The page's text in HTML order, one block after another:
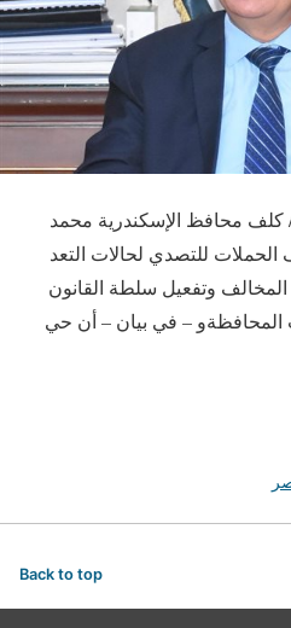
يناير/ أ ش أ/ كلف محافظ الإسكندرية محمد
الحملات للتصدي لحالات التعد
المخالف وتفعيل سلطة القانون
– في بيان – أن حي
Back to top